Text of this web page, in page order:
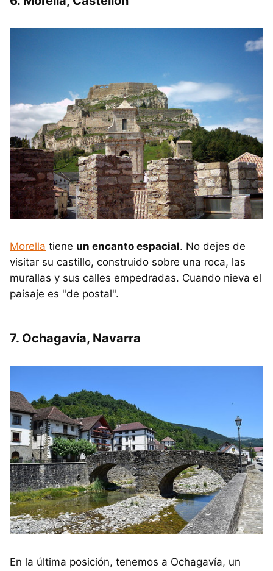
Morella tiene un encanto espacial. No dejes de
visitar su castillo, construido sobre una roca, las
murallas y sus calles empedradas. Cuando nieva el
paisaje es "de postal".
7. Ochagavía, Navarra
En la última posición, tenemos a Ochagavía, un